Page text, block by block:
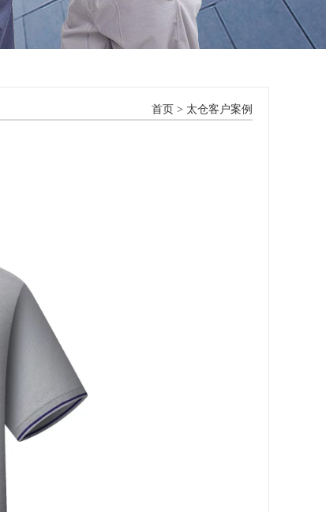
首页 > 太仓客户案例